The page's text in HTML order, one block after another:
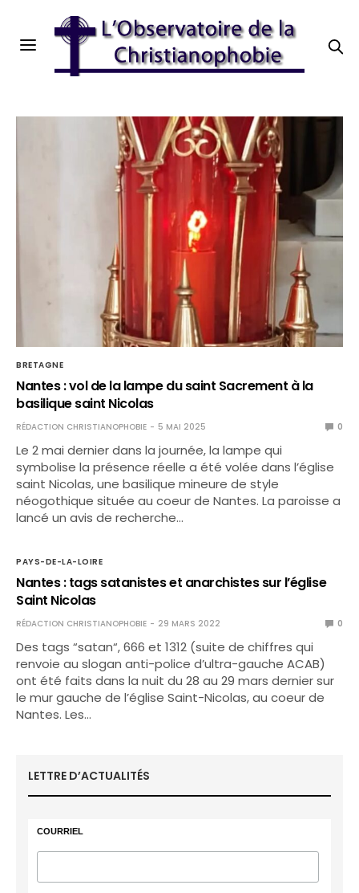
BRETAGNE
Nantes : vol de la lampe du saint Sacrement à la
basilique saint Nicolas
RÉDACTION CHRISTIANOPHOBIE 5 MAI 2025 0
Le 2 mai dernier dans la journée, la lampe qui
symbolise la présence réelle a été volée dans l’église
saint Nicolas, une basilique mineure de style
néogothique située au coeur de Nantes. La paroisse a
lancé un avis de recherche…
PAYS-DE-LA-LOIRE
Nantes : tags satanistes et anarchistes sur l’église
Saint Nicolas
RÉDACTION CHRISTIANOPHOBIE 29 MARS 2022 0
Des tags “satan“, 666 et 1312 (suite de chiffres qui
renvoie au slogan anti-police d’ultra-gauche ACAB)
ont été faits dans la nuit du 28 au 29 mars dernier sur
le mur gauche de l’église Saint-Nicolas, au coeur de
Nantes. Les…
LETTRE D’ACTUALITÉS
COURRIEL